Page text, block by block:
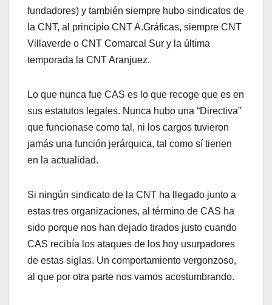
fundadores) y también siempre hubo sindicatos de
la CNT, al principio CNT A.Gráficas, siempre CNT
Villaverde o CNT Comarcal Sur y la última
temporada la CNT Aranjuez.
Lo que nunca fue CAS es lo que recoge que es en
sus estatutos legales. Nunca hubo una “Directiva”
que funcionase como tal, ni los cargos tuvieron
jamás una función jerárquica, tal como sí tienen
en la actualidad.
Si ningún sindicato de la CNT ha llegado junto a
estas tres organizaciones, al término de CAS ha
sido porque nos han dejado tirados justo cuando
CAS recibía los ataques de los hoy usurpadores
de estas siglas. Un comportamiento vergonzoso,
al que por otra parte nos vamos acostumbrando.